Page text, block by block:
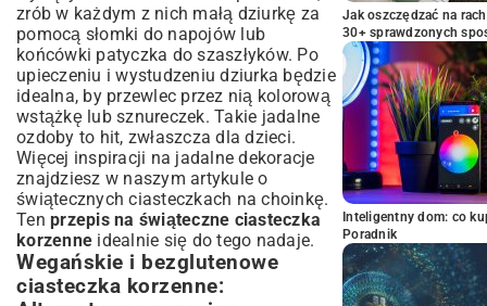
zrób w każdym z nich małą dziurkę za
pomocą słomki do napojów lub
końcówki patyczka do szaszłyków. Po
upieczeniu i wystudzeniu dziurka będzie
idealna, by przewlec przez nią kolorową
wstążkę lub sznureczek. Takie jadalne
ozdoby to hit, zwłaszcza dla dzieci.
Więcej inspiracji na jadalne dekoracje
znajdziesz w naszym artykule o
świątecznych ciasteczkach na choinkę.
Ten przepis na świąteczne ciasteczka
korzenne idealnie się do tego nadaje.
Wegańskie i bezglutenowe
ciasteczka korzenne:
Jak oszczędzać na
30+ sprawdzonych
Inteligentny dom: co
Poradnik